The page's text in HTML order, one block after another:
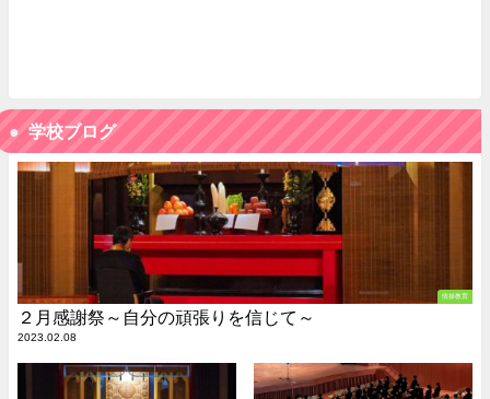
学校ブログ
情操教育
２月感謝祭～自分の頑張りを信じて～
2023.02.08